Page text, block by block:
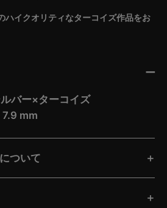
ハイクオリティなターコイズ作品をお
バー×ターコイズ
mm
ついて